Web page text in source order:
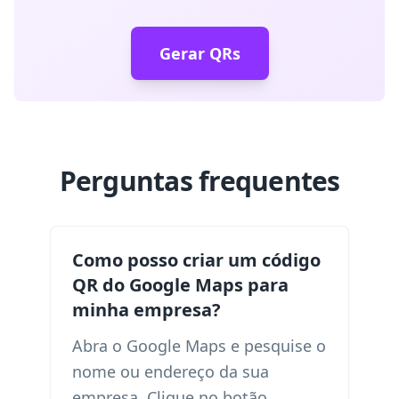
Gerar QRs
Perguntas frequentes
Como posso criar um código
QR do Google Maps para
minha empresa?
Abra o Google Maps e pesquise o
nome ou endereço da sua